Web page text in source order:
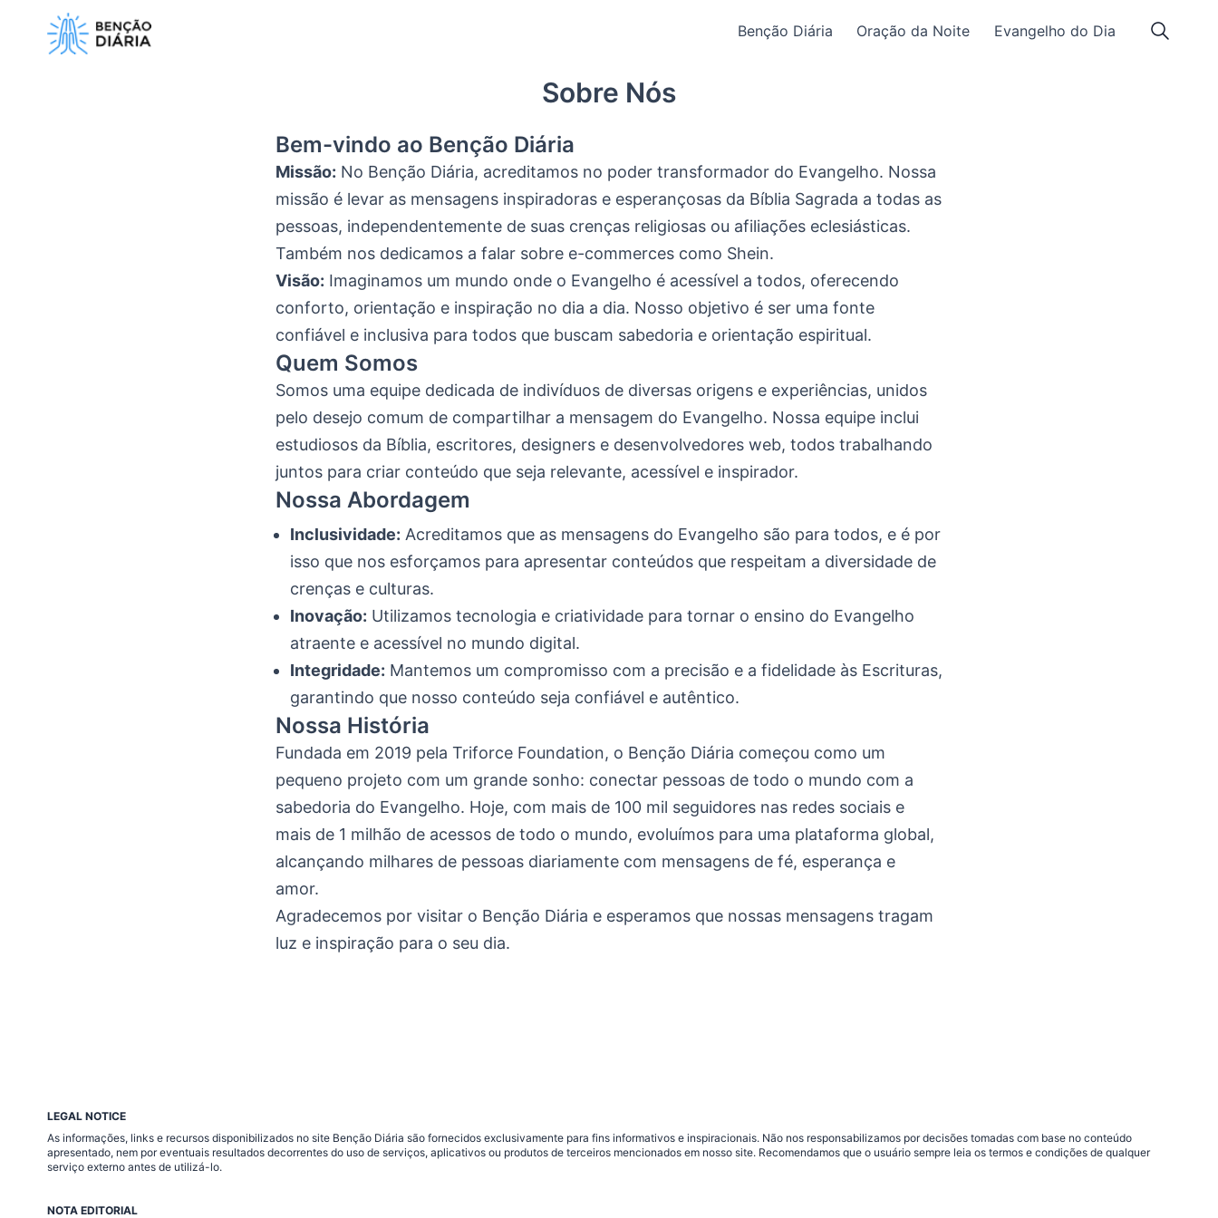
Benção Diária Oração da Noite Evangelho do Dia
Sobre Nós
Bem-vindo ao Benção Diária
Missão: No Benção Diária, acreditamos no poder transformador do Evangelho. Nossa
missão é levar as mensagens inspiradoras e esperançosas da Bíblia Sagrada a todas as
pessoas, independentemente de suas crenças religiosas ou afiliações eclesiásticas.
Também nos dedicamos a falar sobre e-commerces como Shein.
Visão: Imaginamos um mundo onde o Evangelho é acessível a todos, oferecendo
conforto, orientação e inspiração no dia a dia. Nosso objetivo é ser uma fonte
confiável e inclusiva para todos que buscam sabedoria e orientação espiritual.
Quem Somos
Somos uma equipe dedicada de indivíduos de diversas origens e experiências, unidos
pelo desejo comum de compartilhar a mensagem do Evangelho. Nossa equipe inclui
estudiosos da Bíblia, escritores, designers e desenvolvedores web, todos trabalhando
juntos para criar conteúdo que seja relevante, acessível e inspirador.
Nossa Abordagem
Inclusividade: Acreditamos que as mensagens do Evangelho são para todos, e é por
isso que nos esforçamos para apresentar conteúdos que respeitam a diversidade de
crenças e culturas.
Inovação: Utilizamos tecnologia e criatividade para tornar o ensino do Evangelho
atraente e acessível no mundo digital.
Integridade: Mantemos um compromisso com a precisão e a fidelidade às Escrituras,
garantindo que nosso conteúdo seja confiável e autêntico.
Nossa História
Fundada em 2019 pela Triforce Foundation, o Benção Diária começou como um
pequeno projeto com um grande sonho: conectar pessoas de todo o mundo com a
sabedoria do Evangelho. Hoje, com mais de 100 mil seguidores nas redes sociais e
mais de 1 milhão de acessos de todo o mundo, evoluímos para uma plataforma global,
alcançando milhares de pessoas diariamente com mensagens de fé, esperança e
amor.
Agradecemos por visitar o Benção Diária e esperamos que nossas mensagens tragam
luz e inspiração para o seu dia.
LEGAL NOTICE
As informações, links e recursos disponibilizados no site Benção Diária são fornecidos exclusivamente para fins informativos e inspiracionais. Não nos responsabilizamos por decisões tomadas com base no conteúdo
apresentado, nem por eventuais resultados decorrentes do uso de serviços, aplicativos ou produtos de terceiros mencionados em nosso site. Recomendamos que o usuário sempre leia os termos e condições de qualquer
serviço externo antes de utilizá-lo.
NOTA EDITORIAL